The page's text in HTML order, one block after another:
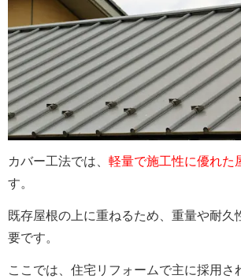
カバー工法では、 軽量で施工性に優れた
す。
既存屋根の上に重ねるため、重量や耐久
要です。
ここでは、住宅リフォームで主に採用さ